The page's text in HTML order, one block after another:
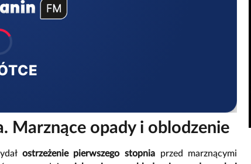
Marznące opady i oblodzenie
ostrzeżenie pierwszego stopnia przed marznącymi